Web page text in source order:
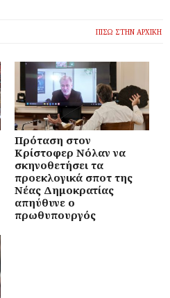
ΠΙΣΩ ΣΤΗΝ ΑΡΧΙΚΗ
Πρόταση στον
Κρίστοφερ Νόλαν να
σκηνοθετήσει τα
προεκλογικά σποτ της
Νέας Δημοκρατίας
απηύθυνε ο
πρωθυπουργός